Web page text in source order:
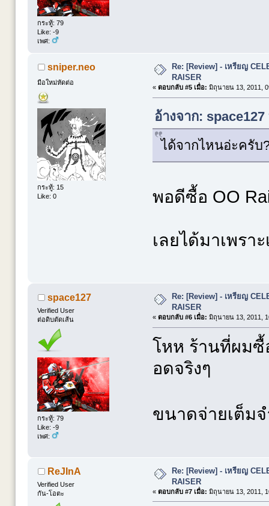
กระทู้: 79
Like: -9
เพศ:
sniper.neo
มือใหม่หัดต่อ
กระทู้: 15
Like: 0
Re: [Review] - เหรียญ
RAISER
« ตอบกลับ #5 เมื่อ: มิถุนายน 13, 2011,
อ้างจาก:
ได้จากไหนอ่ะครับ
พอดีซื้อ OO
เลยได้มาเพรา
space127
Verified User
ต่อดิบตัดเส้น
กระทู้: 79
Like: -9
เพศ:
Re: [Review] - เหรียญ
RAISER
« ตอบกลับ #6 เมื่อ: มิถุนายน 13, 2011,
โหห ร้านที่ผมซื้
อดจริงๆ
ขนาดจ่ายเต็ม
ReJInA
Verified User
กัน-โอตะ
Re: [Review] - เหรียญ
RAISER
« ตอบกลับ #7 เมื่อ: มิถุนายน 13, 2011,